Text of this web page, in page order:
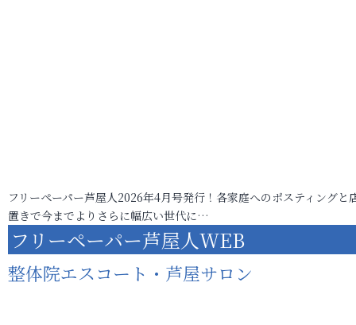
フリーペーパー芦屋人2026年4月号発行！各家庭へのポスティングと
置きで今までよりさらに幅広い世代に…
フリーペーパー芦屋人WEB
整体院エスコート・芦屋サロン